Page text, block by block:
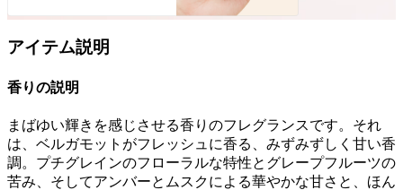
アイテム説明
香りの説明
まばゆい輝きを感じさせる香りのフレグランスです。それ
は、ベルガモットがフレッシュに香る、みずみずしく甘い香
調。プチグレインのフローラルな特性とグレープフルーツの
苦み、そしてアンバーとムスクによる華やかな甘さと、ほん